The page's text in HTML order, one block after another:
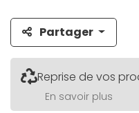
Partager
Reprise de vos
En savoir plus